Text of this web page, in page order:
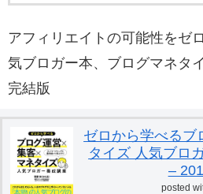
アフィリエイトの可能性をゼ
気ブロガー本、ブログマネタ
完結版
ゼロから学べるブ
タイズ 人気ブロ
–
posted